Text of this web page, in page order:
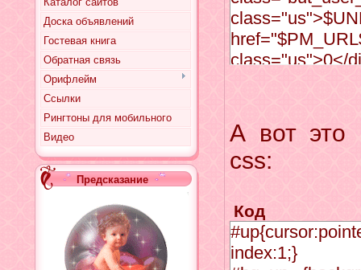
Доска объявлений
Гостевая книга
Обратная связь
Орифлейм
Ссылки
Рингтоны для мобильного
Видео
Предсказание
class="us">0</
{axis:'y'})"
</div>
</div><?endif?>
</script>
<script
А вот это
css:
Код
index:1;}